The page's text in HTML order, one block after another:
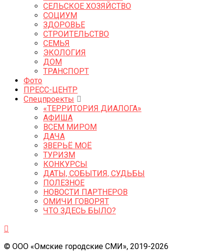
СЕЛЬСКОЕ ХОЗЯЙСТВО
СОЦИУМ
ЗДОРОВЬЕ
СТРОИТЕЛЬСТВО
СЕМЬЯ
ЭКОЛОГИЯ
ДОМ
ТРАНСПОРТ
Фото
ПРЕСС-ЦЕНТР
Спецпроекты
«ТЕРРИТОРИЯ ДИАЛОГА»
АФИША
ВСЕМ МИРОМ
ДАЧА
ЗВЕРЬЁ МОЁ
ТУРИЗМ
КОНКУРСЫ
ДАТЫ, СОБЫТИЯ, СУДЬБЫ
ПОЛЕЗНОЕ
НОВОСТИ ПАРТНЕРОВ
ОМИЧИ ГОВОРЯТ
ЧТО ЗДЕСЬ БЫЛО?
© ООО «Омские городские СМИ», 2019-2026